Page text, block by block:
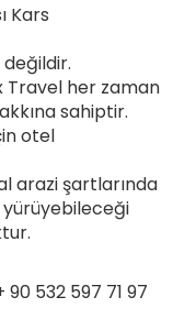
Kars
Travel her zaman
sahiptir.
otel
arazi şartlarında
yürüyebileceği
90 532 597 71 97